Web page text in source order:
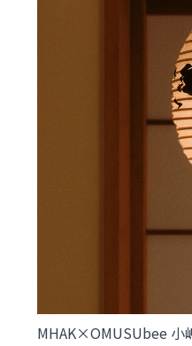
MHAK×OMUSUbee 小